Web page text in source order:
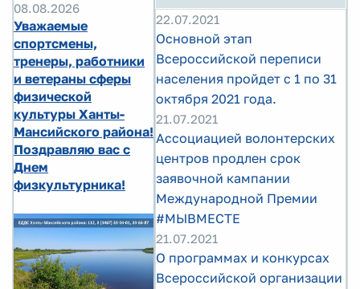
08.08.2026
Уважаемые
спортсмены,
тренеры, работники
и ветераны сферы
физической
культуры Ханты-
Мансийского района!
Поздравляю вас с
Днем
физкультурника!
22.07.2021
Основной этап
Всероссийской переписи
населения пройдет с 1 по 31
октября 2021 года.
21.07.2021
Ассоциацией волонтерских
центров продлен срок
заявочной кампании
Международной Премии
#МЫВМЕСТЕ
21.07.2021
О программах и конкурсах
Всероссийской организации